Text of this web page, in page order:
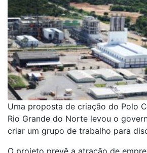
Uma proposta de criação do Polo
Rio Grande do Norte levou o
criar um grupo de trabalho para